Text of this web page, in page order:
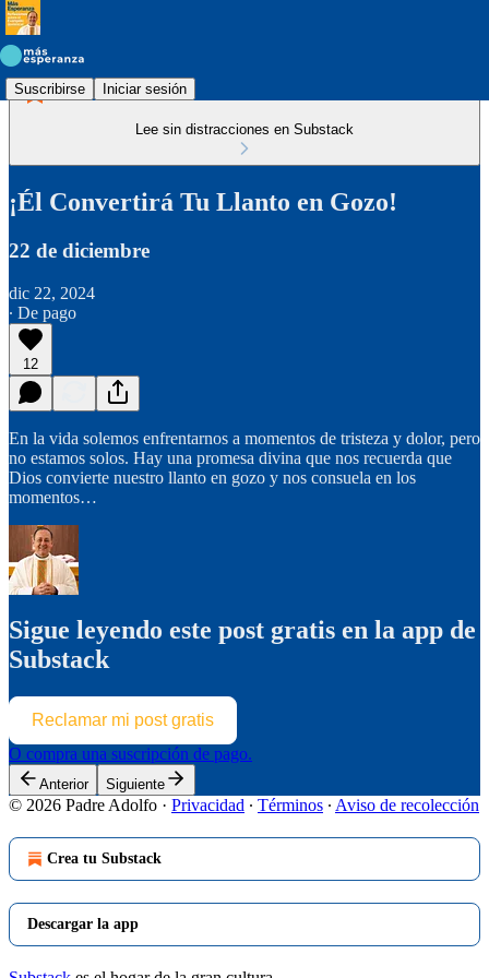
Suscribirse Iniciar sesión
Lee sin distracciones en Substack
¡Él Convertirá Tu Llanto en Gozo!
22 de diciembre
dic 22, 2024
∙ De pago
12
En la vida solemos enfrentarnos a momentos de tristeza y dolor, pero
no estamos solos. Hay una promesa divina que nos recuerda que
Dios convierte nuestro llanto en gozo y nos consuela en los
momentos…
Sigue leyendo este post gratis en la app de
Substack
Reclamar mi post gratis
O compra una suscripción de pago.
Anterior Siguiente
© 2026 Padre Adolfo · Privacidad ∙ Términos ∙ Aviso de recolección
Crea tu Substack
Descargar la app